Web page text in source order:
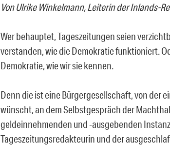
Von Ulrike Winkelmann, Leiterin der Inlands-
Wer behauptet, Tageszeitungen seien
verstanden, wie die Demokratie funktioniert.
Demokratie, wie wir sie kennen.
Denn die ist eine Bürgergesellschaft, von der
wünscht, an dem Selbstgespräch der
geldeinnehmenden und -ausgebenden
Tageszeitungsredakteurin und der